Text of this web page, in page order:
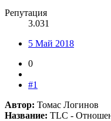
Репутация
3.031
5 Май 2018
0
#1
Автор: Томас Логинов
Название: TLC -